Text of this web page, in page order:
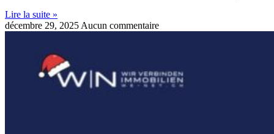
Lire la suite »
décembre 29, 2025 Aucun commentaire